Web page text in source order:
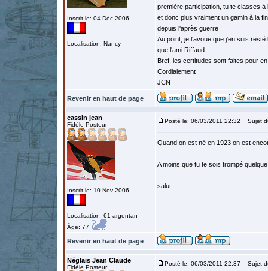
Inscrit le: 04 Déc 2006
Localisation: Nancy
première participation, tu te classes à
et donc plus vraiment un gamin à la
depuis l'après guerre !
Au point, je l'avoue que j'en suis
que l'ami Riffaud.
Bref, les certitudes sont faites pour
Cordialement
JCN
Revenir en haut de page
cassin jean
Fidèle Posteur
Inscrit le: 10 Nov 2006
Localisation: 61 argentan
Âge: 77
Posté le: 06/03/2011 22:32 Sujet
Quand on est né en 1923 on est
A moins que tu te sois trompé
salut
Revenir en haut de page
Néglais Jean Claude
Fidèle Posteur
Posté le: 06/03/2011 22:37 Sujet